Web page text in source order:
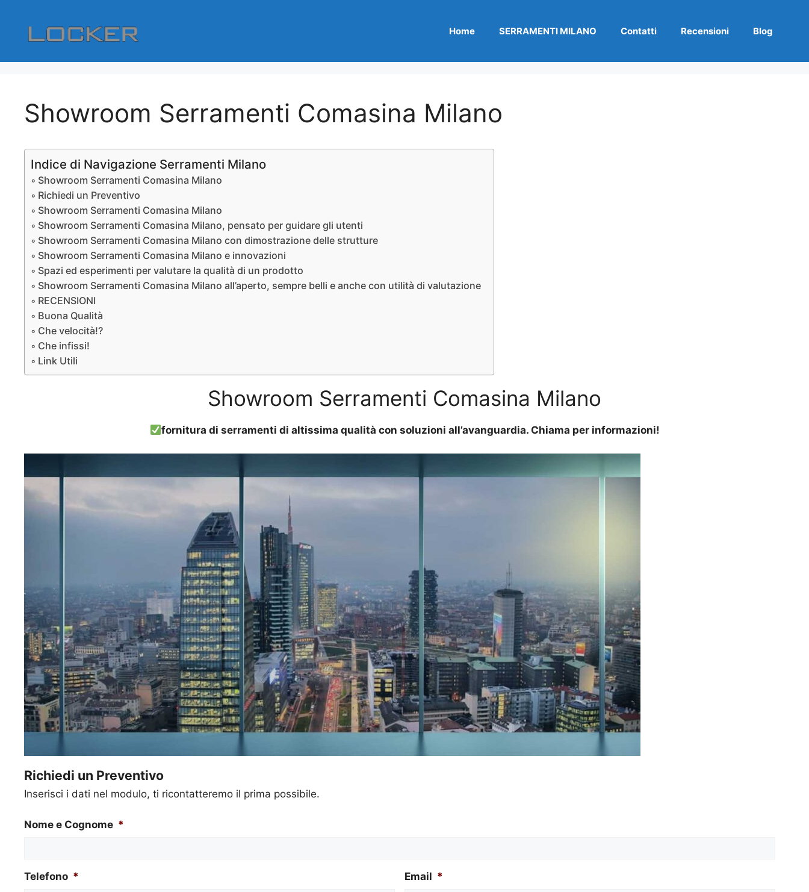
contenuto
Home SERRAMENTI MILANO Contatti Recensioni Blog
Showroom Serramenti Comasina Milano
Indice di Navigazione Serramenti Milano
Showroom Serramenti Comasina Milano
Richiedi un Preventivo
Showroom Serramenti Comasina Milano
Showroom Serramenti Comasina Milano, pensato per guidare gli utenti
Showroom Serramenti Comasina Milano con dimostrazione delle strutture
Showroom Serramenti Comasina Milano e innovazioni
Spazi ed esperimenti per valutare la qualità di un prodotto
Showroom Serramenti Comasina Milano all’aperto, sempre belli e anche con utilità di valutazione
RECENSIONI
Buona Qualità
Che velocità!?
Che infissi!
Link Utili
Showroom Serramenti Comasina Milano
fornitura di serramenti di altissima qualità con soluzioni all’avanguardia. Chiama per informazioni!
Richiedi un Preventivo
Inserisci i dati nel modulo, ti ricontatteremo il prima possibile.
Nome e Cognome *
Telefono * Email *